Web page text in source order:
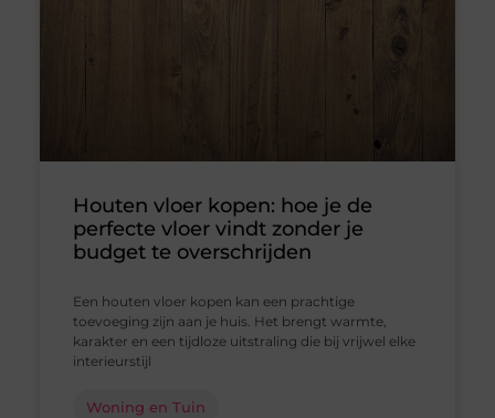
Houten vloer kopen: hoe je de
perfecte vloer vindt zonder je
budget te overschrijden
Een houten vloer kopen kan een prachtige
toevoeging zijn aan je huis. Het brengt warmte,
karakter en een tijdloze uitstraling die bij vrijwel elke
interieurstijl
Woning en Tuin